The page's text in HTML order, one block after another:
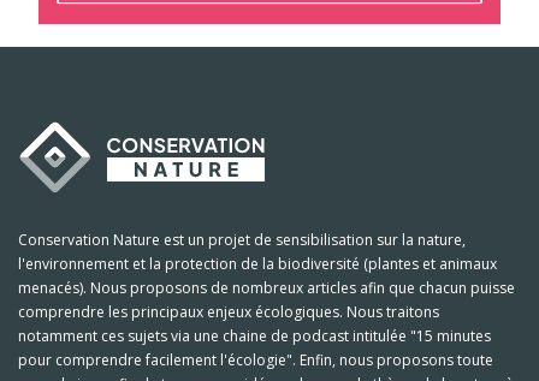
Conservation Nature est un projet de sensibilisation sur la nature,
l'environnement et la protection de la biodiversité (plantes et animaux
menacés). Nous proposons de nombreux articles afin que chacun puisse
comprendre les principaux enjeux écologiques. Nous traitons
notamment ces sujets via une chaine de podcast intitulée "15 minutes
pour comprendre facilement l'écologie". Enfin, nous proposons toute